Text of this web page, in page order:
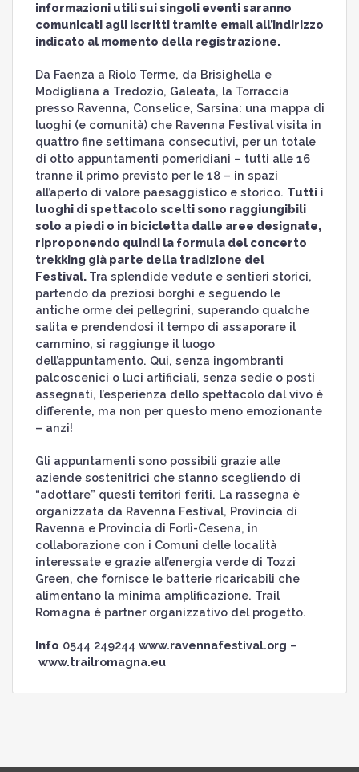
informazioni utili sui singoli eventi saranno
comunicati agli iscritti tramite email all’indirizzo
indicato al momento della registrazione.
Da Faenza a Riolo Terme, da Brisighella e
Modigliana a Tredozio, Galeata, la Torraccia
presso Ravenna, Conselice, Sarsina: una mappa di
luoghi (e comunità) che Ravenna Festival visita in
quattro fine settimana consecutivi, per un totale
di otto appuntamenti pomeridiani – tutti alle 16
tranne il primo previsto per le 18 – in spazi
all’aperto di valore paesaggistico e storico. Tutti i
luoghi di spettacolo scelti sono raggiungibili
solo a piedi o in bicicletta dalle aree designate,
riproponendo quindi la formula del concerto
trekking già parte della tradizione del
Festival. Tra splendide vedute e sentieri storici,
partendo da preziosi borghi e seguendo le
antiche orme dei pellegrini, superando qualche
salita e prendendosi il tempo di assaporare il
cammino, si raggiunge il luogo
dell’appuntamento. Qui, senza ingombranti
palcoscenici o luci artificiali, senza sedie o posti
assegnati, l’esperienza dello spettacolo dal vivo è
differente, ma non per questo meno emozionante
– anzi!
Gli appuntamenti sono possibili grazie alle
aziende sostenitrici che stanno scegliendo di
“adottare” questi territori feriti. La rassegna è
organizzata da Ravenna Festival, Provincia di
Ravenna e Provincia di Forlì-Cesena, in
collaborazione con i Comuni delle località
interessate e grazie all’energia verde di Tozzi
Green, che fornisce le batterie ricaricabili che
alimentano la minima amplificazione. Trail
Romagna è partner organizzativo del progetto.
Info 0544 249244 www.ravennafestival.org –
www.trailromagna.eu